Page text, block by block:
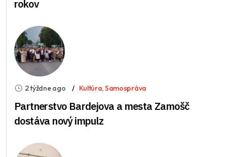
rokov
2 týždne ago Kultúra,Samospráva
Partnerstvo Bardejova a mesta Zamošč
dostáva nový impulz